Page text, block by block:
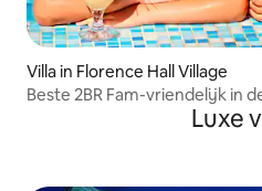
Villa in Florence Hall Village
Beste 2BR Fam-vriendelijk in
Luxe